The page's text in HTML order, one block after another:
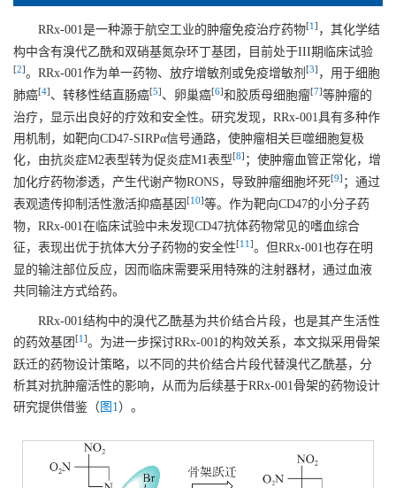
RRx-001是一种源于航空工业的肿瘤免疫治疗药物[1 ] ，其化学结
构中含有溴代乙酰和双硝基氮杂环丁基团，目前处于III期临床试验
[2]。RRx-001作为单一药物、放疗增敏剂或免疫增敏剂 [3] ，用于细胞
肺癌[4] 、转移性结直肠癌[5] 、卵巢癌[6]和胶质母细胞瘤[7]等肿瘤的
治疗，显示出良好的疗效和安全性。研究发现，RRx-001具有多种作
用机制，如靶向CD47-SIRPα信号通路，使肿瘤相关巨噬细胞复极
化，由抗炎症M2表型转为促炎症M1表型[8] ；使肿瘤血管正常化，增
加化疗药物渗透，产生代谢产物RONS，导致肿瘤细胞坏死[9] ；通过
表观遗传抑制活性激活抑癌基因 [10]等。作为靶向CD47的小分子药
物，RRx-001在临床试验中未发现CD47抗体药物常见的嗜血综合
征，表现出优于抗体大分子药物的安全性[11 ]。但RRx-001也存在明
显的输注部位反应，因而临床需要采用特殊的注射器材，通过血液
共同输注方式给药。
RRx-001结构中的溴代乙酰基为共价结合片段，也是其产生活性
的药效基团 [1 ]。为进一步探讨RRx-001的构效关系，本文拟采用骨架
跃迁的药物设计策略，以不同的共价结合片段代替溴代乙酰基，分
析其对抗肿瘤活性的影响，从而为后续基于RRx-001骨架的药物设计
研究提供借鉴（ 图1 ）。